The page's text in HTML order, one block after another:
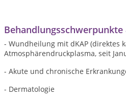
- Wundheilung mit dKAP (direktes
Atmosphärendruckplasma, seit
- Akute und chronische
- Dermatologie